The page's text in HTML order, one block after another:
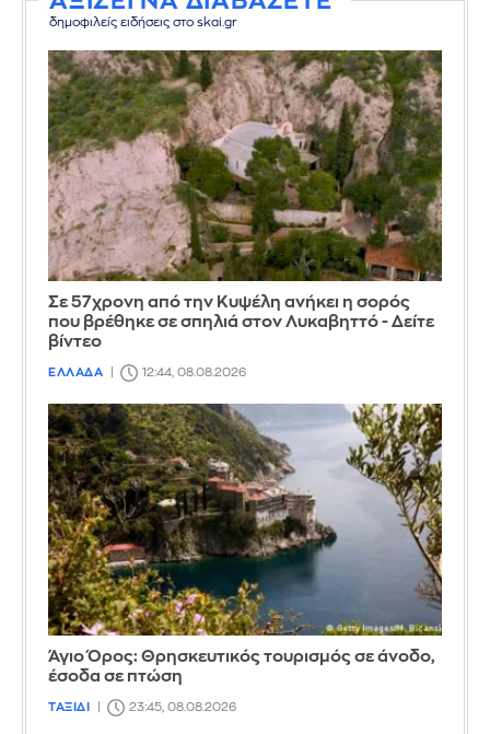
δημοφιλείς ειδήσεις στο skai.gr
Σε 57χρονη από την Κυψέλη ανήκει η σορός
που βρέθηκε σε σπηλιά στον Λυκαβηττό - Δείτε
βίντεο
ΕΛΛΑΔΑ 12:44, 08.08.2026
Άγιο Όρος: Θρησκευτικός τουρισμός σε άνοδο,
έσοδα σε πτώση
ΤΑΞΙΔΙ 23:45, 08.08.2026